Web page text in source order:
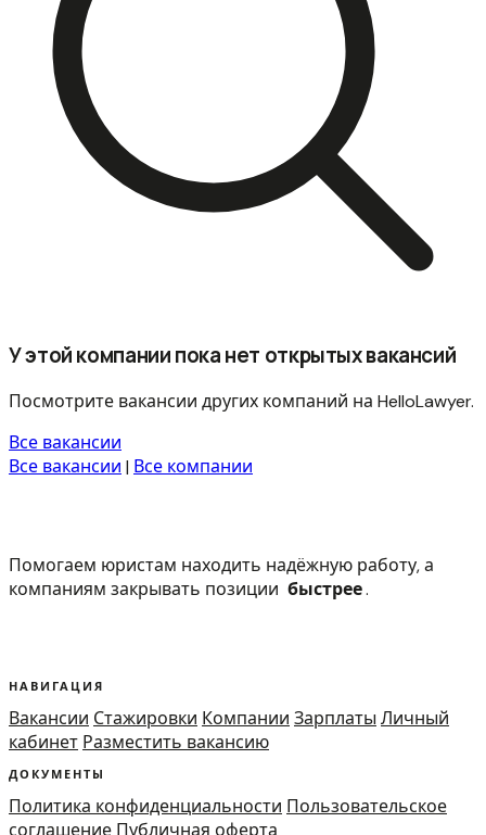
У этой компании пока нет открытых вакансий
Посмотрите вакансии других компаний на HelloLawyer.
Все вакансии
Все вакансии | Все компании
Помогаем юристам находить надёжную работу, а
компаниям закрывать позиции быстрее.
НАВИГАЦИЯ
Вакансии Стажировки Компании Зарплаты Личный
кабинет Разместить вакансию
ДОКУМЕНТЫ
Политика конфиденциальности Пользовательское
соглашение Публичная оферта